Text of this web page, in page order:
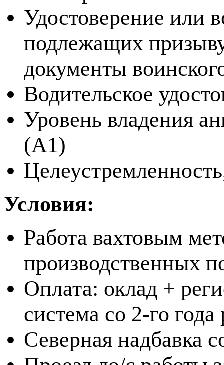
Удостоверение или
подлежащих
документы
Водительское
Уровень владения
(A1)
Условия:
Работа вахтовым
производственных
Оплата: оклад +
система со 2-го
Северная надбавка